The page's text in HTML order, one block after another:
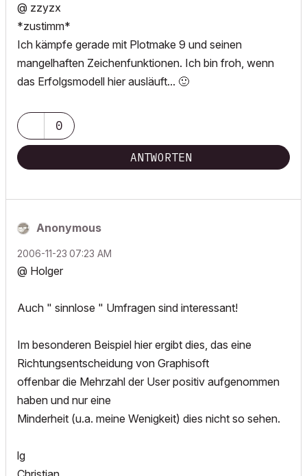
@ zzyzx
*zustimm*
Ich kämpfe gerade mit Plotmake 9 und seinen
mangelhaften Zeichenfunktionen. Ich bin froh, wenn
das Erfolgsmodell hier ausläuft... 🙂
0
ANTWORTEN
Anonymous
‎2006-11-23 07:23 AM
@ Holger
Auch " sinnlose " Umfragen sind interessant!
Im besonderen Beispiel hier ergibt dies, das eine
Richtungsentscheidung von Graphisoft
offenbar die Mehrzahl der User positiv aufgenommen
haben und nur eine
Minderheit (u.a. meine Wenigkeit) dies nicht so sehen.
lg